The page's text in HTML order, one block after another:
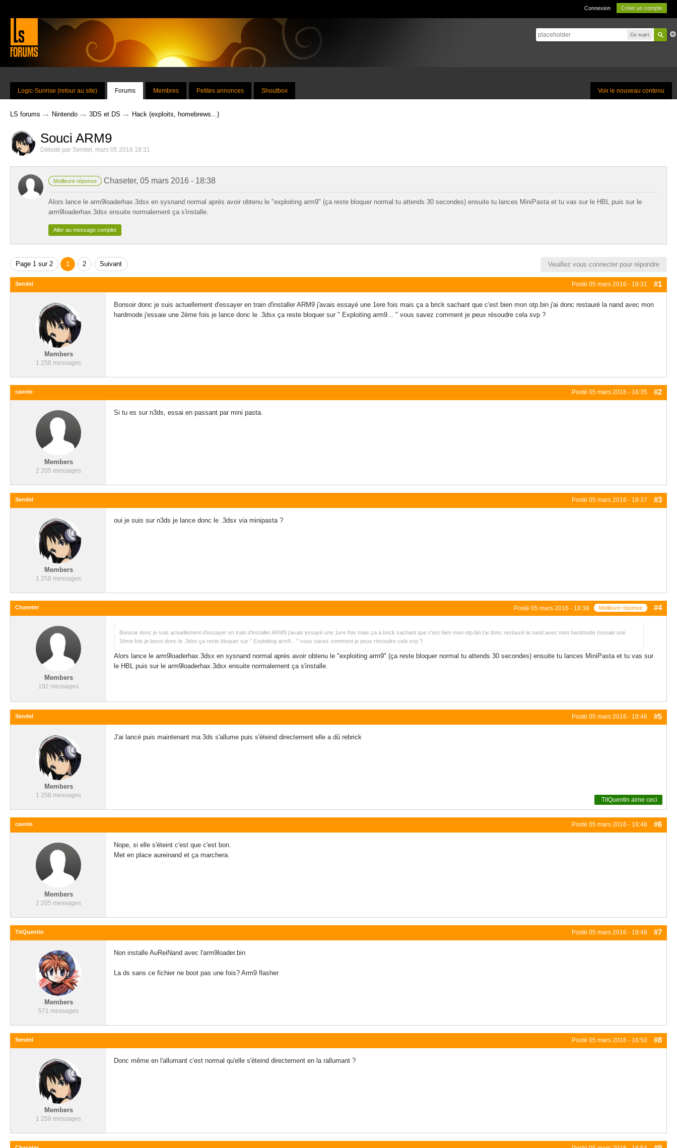
Connexion Créer un compte
Ce sujet
Voir le nouveau contenu
Logic-Sunrise (retour au site) Forums Membres Petites annonces Shoutbox
LS forums → Nintendo → 3DS et DS → Hack (exploits, homebrews...)
Souci ARM9
Débuté par Sendel , mars 05 2016 18:31
Meilleure réponse Chaseter, 05 mars 2016 - 18:38
Alors lance le arm9loaderhax.3dsx en sysnand normal après avoir obtenu le "exploiting arm9" (ça reste bloquer normal tu attends 30 secondes) ensuite tu lances MiniPasta et tu vas sur le HBL puis sur le
arm9loaderhax.3dsx ensuite normalement ça s'installe.
Aller au message complet
Page 1 sur 2 1 2 Suivant Veuillez vous connecter pour répondre
Posté 05 mars 2016 - 18:31 #1
Sendel
Members
1 258 messages
Bonsoir donc je suis actuellement d'essayer en train d'installer ARM9 j'avais essayé une 1ere fois mais ça a brick sachant que c'est bien mon otp.bin j'ai donc restauré la nand avec mon
hardmode j'essaie une 2ème fois je lance donc le .3dsx ça reste bloquer sur " Exploiting arm9... " vous savez comment je peux résoudre cela svp ?
Posté 05 mars 2016 - 18:35 #2
cavolo
Members
2 205 messages
Si tu es sur n3ds, essai en passant par mini pasta.
Posté 05 mars 2016 - 18:37 #3
Sendel
Members
1 258 messages
oui je suis sur n3ds je lance donc le .3dsx via minipasta ?
Posté 05 mars 2016 - 18:38 Meilleure réponse #4
Chaseter
Members
192 messages
Bonsoir donc je suis actuellement d'essayer en train d'installer ARM9 j'avais essayé une 1ere fois mais ça a brick sachant que c'est bien mon otp.bin j'ai donc restauré la nand avec mon hardmode j'essaie une
2ème fois je lance donc le .3dsx ça reste bloquer sur " Exploiting arm9... " vous savez comment je peux résoudre cela svp ?
Alors lance le arm9loaderhax.3dsx en sysnand normal après avoir obtenu le "exploiting arm9" (ça reste bloquer normal tu attends 30 secondes) ensuite tu lances MiniPasta et tu vas sur
le HBL puis sur le arm9loaderhax.3dsx ensuite normalement ça s'installe.
Posté 05 mars 2016 - 18:46 #5
Sendel
Members
1 258 messages
J'ai lancé puis maintenant ma 3ds s'allume puis s'éteind directement elle a dû rebrick
TitQuentin aime ceci
Posté 05 mars 2016 - 18:48 #6
cavolo
Members
2 205 messages
Nope, si elle s'éteint c'est que c'est bon.
Met en place aureinand et ça marchera.
Posté 05 mars 2016 - 18:48 #7
TitQuentin
Members
571 messages
Non installe AuReiNand avec l'arm9loader.bin
La ds sans ce fichier ne boot pas une fois? Arm9 flasher
Posté 05 mars 2016 - 18:50 #8
Sendel
Members
1 258 messages
Donc même en l'allumant c'est normal qu'elle s'éteind directement en la rallumant ?